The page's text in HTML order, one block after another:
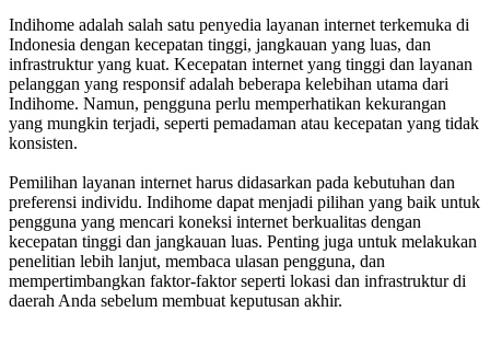
Indihome adalah salah satu penyedia layanan internet terkemuka di
Indonesia dengan kecepatan tinggi, jangkauan yang luas, dan
infrastruktur yang kuat. Kecepatan internet yang tinggi dan layanan
pelanggan yang responsif adalah beberapa kelebihan utama dari
Indihome. Namun, pengguna perlu memperhatikan kekurangan
yang mungkin terjadi, seperti pemadaman atau kecepatan yang tidak
konsisten.
Pemilihan layanan internet harus didasarkan pada kebutuhan dan
preferensi individu. Indihome dapat menjadi pilihan yang baik untuk
pengguna yang mencari koneksi internet berkualitas dengan
kecepatan tinggi dan jangkauan luas. Penting juga untuk melakukan
penelitian lebih lanjut, membaca ulasan pengguna, dan
mempertimbangkan faktor-faktor seperti lokasi dan infrastruktur di
daerah Anda sebelum membuat keputusan akhir.